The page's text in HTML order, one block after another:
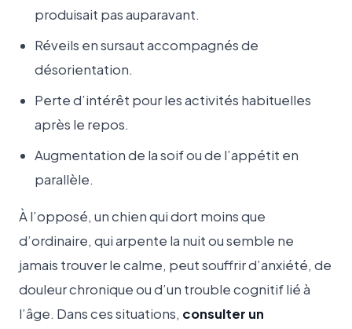
produisait pas auparavant.
Réveils en sursaut accompagnés de
désorientation.
Perte d’intérêt pour les activités habituelles
après le repos.
Augmentation de la soif ou de l’appétit en
parallèle.
À l’opposé, un chien qui dort moins que
d’ordinaire, qui arpente la nuit ou semble ne
jamais trouver le calme, peut souffrir d’anxiété, de
douleur chronique ou d’un trouble cognitif lié à
l’âge. Dans ces situations, consulter un